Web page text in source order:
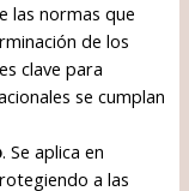
las normas que
de los
clave para
se cumplan
. Se aplica en
a las